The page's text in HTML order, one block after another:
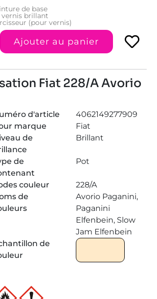
de base
brillant
(pour vernis)
Ajouter au panier
Fiat 228/A Avorio
d'article
4062149277909
marque
Fiat
de
Brillant
de
Pot
couleur
228/A
de
Avorio Paganini,
Paganini
Elfenbein, Slow
Jam Elfenbein
de